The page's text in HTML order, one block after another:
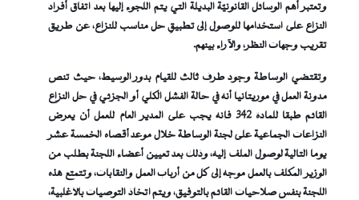
وتعتبر أهم الوسائل القانونيّة البديلة التي يتم اللجوء إليها بعد اتفاق أفراد
النزاع على استخدامها للوصول إلى تطبيقِ حل مناسب للنزاع، عن طريق
تقريب وجهات النظر، والآراء بينهم.
وتقتضي الوساطة وجود طرف ثالث للقيام بدور الوسيط، حيث تنص
مدونة العمل في موريتانيا أنه في حالة الفشل الكلي أو الجزئي في حل النزاع
القائم طبقا للمادة 342 فإنه يجب على المدير العام للعمل أن يعرض
النزاعات الجماعية على لجنة الوساطة خلال موعد أقصاه الخمسة عشر
يوما التالية لوصول الملف إليه، وذلك بعد تعيين أعضاء اللجنة بطلب من
الوزير المكلف بالعمل موجه إلى كل من أرباب العمل والنقابات، وتتمتع هذه
اللجنة بنفس صلاحيات القائم بالتوفيق، ويتم اتخاذ التوصيات بالأغلبية،